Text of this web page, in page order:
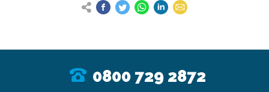
0800 729 2872